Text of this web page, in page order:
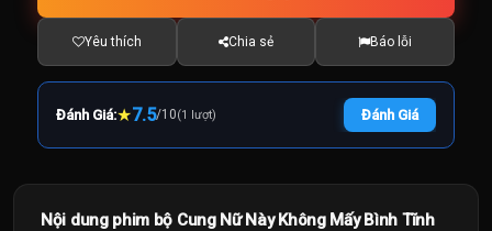
Yêu thích Chia sẻ Báo lỗi
Đánh Giá:★7.5/10(1 lượt) Đánh Giá
Nội dung phim bộ Cung Nữ Này Không Mấy Bình Tĩnh